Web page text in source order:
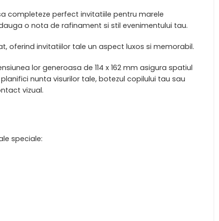
completeze perfect invitatiile pentru marele
o nota de rafinament si stil evenimentului tau.
oferind invitatiilor tale un aspect luxos si memorabil.
lor generoasa de 114 x 162 mm asigura spatiul
nunta visurilor tale, botezul copilului tau sau
vizual.
speciale: